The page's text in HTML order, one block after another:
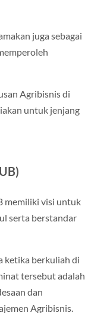
juga sebagai
Agribisnis di
untuk jenjang
memiliki visi untuk
serta berstandar
ketika berkuliah di
tersebut adalah
dan
Agribisnis.